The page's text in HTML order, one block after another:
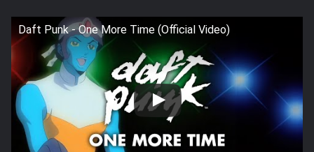
Daft Punk - One More Time (Official Video)